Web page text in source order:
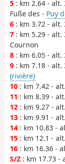
5 : km 2.64 - alt.
Fuße des - Puy
6 : km 3.72 - alt.
7 : km 5.29 -
Cournon
8 : km 6.05 -
9 : km 7.18 -
(rivière)
10 : km 7.42 -
11 : km 8.39 -
12 : km 9.27 -
13 : km 9.91 -
14 : km 10.83 -
15 : km 12.1 -
16 : km 16.36 -
S/Z : km 17.73 -